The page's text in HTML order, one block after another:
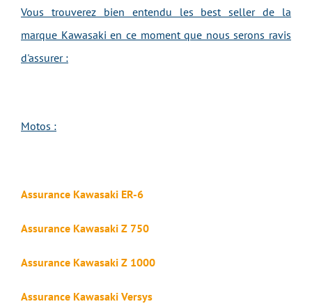
Vous trouverez bien entendu les best seller de la
marque Kawasaki en ce moment que nous serons ravis
d'assurer :
Motos :
Assurance Kawasaki ER-6
Assurance Kawasaki Z 750
Assurance Kawasaki Z 1000
Assurance Kawasaki Versys